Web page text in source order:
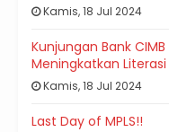
Kamis, 18 Jul 2024
Kunjungan Bank
Meningkatkan
Kamis, 18 Jul 2024
Last Day of MPLS!!